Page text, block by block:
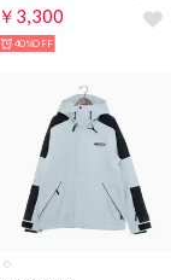
￥3,300
40%OFF